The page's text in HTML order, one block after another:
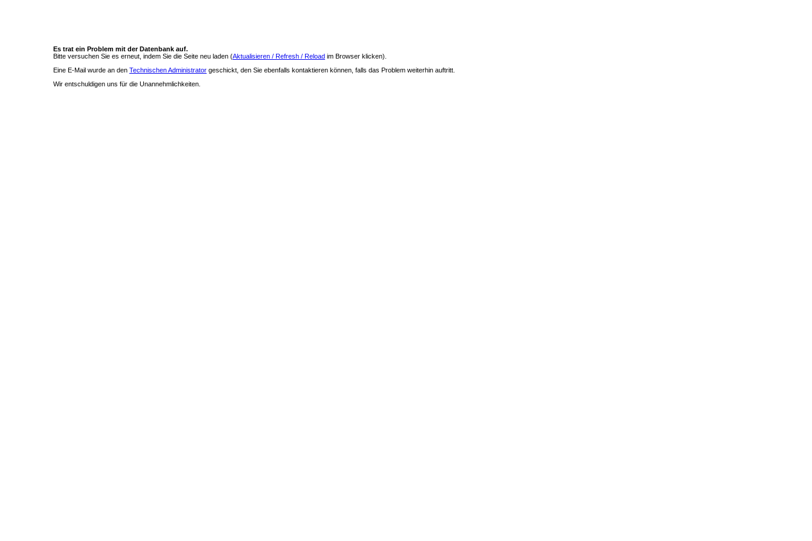
Es trat ein Problem mit der Datenbank auf.
Bitte versuchen Sie es erneut, indem Sie die Seite neu laden (Aktualisieren / Refresh / Reload im Browser klicken).
Eine E-Mail wurde an den Technischen Administrator geschickt, den Sie ebenfalls kontaktieren können, falls das Problem weiterhin auftritt.
Wir entschuldigen uns für die Unannehmlichkeiten.